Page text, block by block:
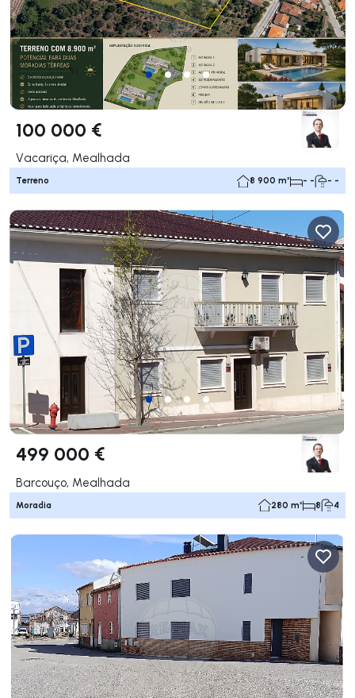
100 000 €
Vacariça, Mealhada
Terreno 8 900 m² - - - -
499 000 €
Barcouço, Mealhada
Moradia 280 m² 8 4